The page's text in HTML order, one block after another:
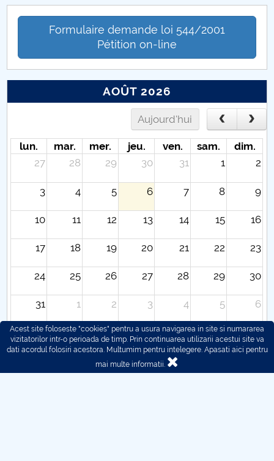
Formulaire demande loi 544/2001
Pétition on-line
AOÛT 2026
Aujourd'hui
lun. mar. mer. jeu. ven. sam.
dim.
27
28 29 30 31 1 2
3 4 5 6 7 8 9
10 11 12 13 14 15 16
17 18 19 20 21 22 23
24 25 26 27 28 29 30
31 1 2 3 4 5 6
Acest site foloseste "cookies" pentru a usura navigarea in site si numararea
vizitatorilor intr-o perioada de timp. Prin continuarea utilizarii acestui site va
dati acordul folosiri acestora. Multumim pentru intelegere. Apasati aici pentru
mai multe informatii.